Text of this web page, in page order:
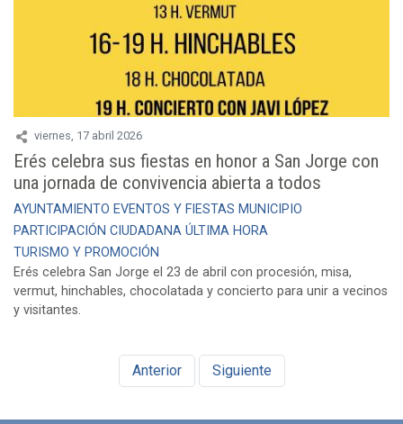
viernes, 17 abril 2026
Erés celebra sus fiestas en honor a San Jorge con
una jornada de convivencia abierta a todos
AYUNTAMIENTO EVENTOS Y FIESTAS MUNICIPIO
PARTICIPACIÓN CIUDADANA ÚLTIMA HORA
TURISMO Y PROMOCIÓN
Erés celebra San Jorge el 23 de abril con procesión, misa,
vermut, hinchables, chocolatada y concierto para unir a vecinos
y visitantes.
Anterior Siguiente